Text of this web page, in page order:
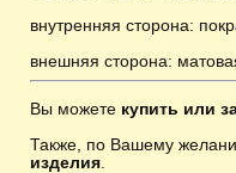
внутренняя сторона:
внешняя сторона:
Вы можете купить или
Также, по Вашему
изделия